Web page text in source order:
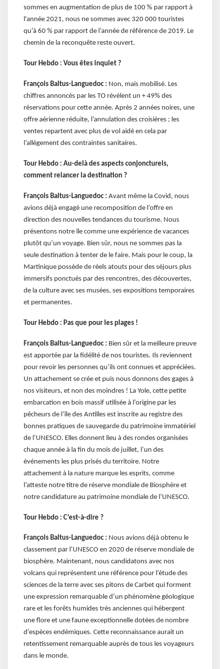
sommes en augmentation de plus de 100 % par rapport à
l'année 2021, nous ne sommes avec 320 000 touristes
qu’à 60 % par rapport de l’année de référence de 2019. Le
chemin de la reconquête reste ouvert.
Tour Hebdo : Vous êtes inquiet ?
François Baltus-Languedoc : Non, mais mobilisé. Les
chiffres annoncés par les TO révèlent un + 49% des
réservations pour cette année. Après 2 années noires, une
offre aérienne réduite, l’annulation des croisières ; les
ventes repartent avec plus de vol aidé en cela par
l’allégement des contraintes sanitaires.
Tour Hebdo : Au-delà des aspects conjoncturels,
comment relancer la destination ?
François Baltus-Languedoc : Avant même la Covid, nous
avions déjà engagé une recomposition de l’offre en
direction des nouvelles tendances du tourisme. Nous
présentons notre île comme une expérience de vacances
plutôt qu’un voyage. Bien sûr, nous ne sommes pas la
seule destination à tenter de le faire. Mais pour le coup, la
Martinique possède de réels atouts pour des séjours plus
immersifs ponctués par des rencontres, des découvertes,
de la culture avec ses musées, ses expositions temporaires
et permanentes.
Tour Hebdo : Pas que pour les plages !
François Baltus-Languedoc : Bien sûr et la meilleure preuve
est apportée par la fidélité de nos touristes. Ils reviennent
pour revoir les personnes qu’ils ont connues et appréciées.
Un attachement se crée et puis nous donnons des gages à
nos visiteurs, et non des moindres ! La Yole, cette petite
embarcation en bois massif utilisée à l’origine par les
pêcheurs de l’île des Antilles est inscrite au registre des
bonnes pratiques de sauvegarde du patrimoine immatériel
de l’UNESCO. Elles donnent lieu à des rondes organisées
chaque année à la fin du mois de juillet, l’un des
événements les plus prisés du territoire. Notre
attachement à la nature marque les esprits, comme
l’atteste notre titre de réserve mondiale de Biosphère et
notre candidature au patrimoine mondiale de l’UNESCO.
Tour Hebdo : C’est-à-dire ?
François Baltus-Languedoc : Nous avions déjà obtenu le
classement par l’UNESCO en 2020 de réserve mondiale de
biosphère. Maintenant, nous candidatons avec nos
volcans qui représentent une référence pour l’étude des
sciences de la terre avec ses pitons de Carbet qui forment
une expression remarquable d’un phénomène géologique
rare et les forêts humides très anciennes qui hébergent
une flore et une faune exceptionnelle dotées de nombre
d’espèces endémiques. Cette reconnaissance aurait un
retentissement remarquable auprès de tous les voyageurs
dans le monde.